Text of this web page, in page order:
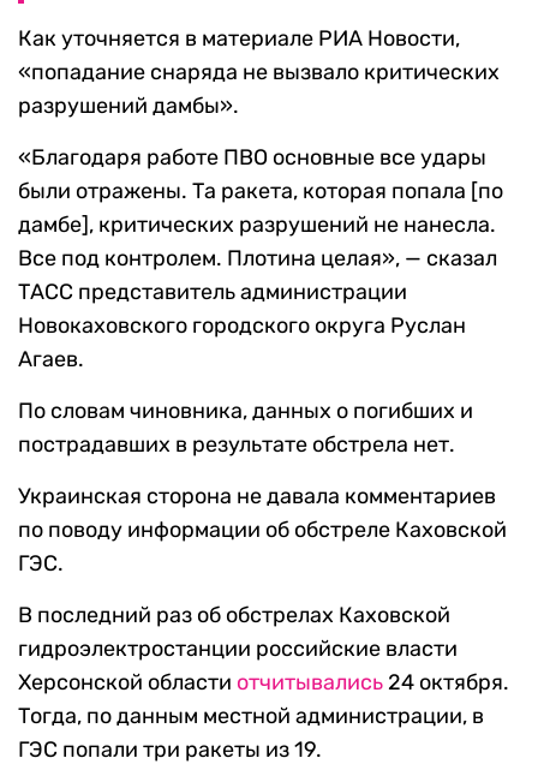
Как уточняется в материале РИА Новости,
«попадание снаряда не вызвало критических
разрушений дамбы».
«Благодаря работе ПВО основные все удары
были отражены. Та ракета, которая попала [по
дамбе], критических разрушений не нанесла.
Все под контролем. Плотина целая», — сказал
ТАСС представитель администрации
Новокаховского городского округа Руслан
Агаев.
По словам чиновника, данных о погибших и
пострадавших в результате обстрела нет.
Украинская сторона не давала комментариев
по поводу информации об обстреле Каховской
ГЭС.
В последний раз об обстрелах Каховской
гидроэлектростанции российские власти
Херсонской области отчитывались24 октября.
Тогда, по данным местной администрации, в
ГЭС попали три ракеты из 19.